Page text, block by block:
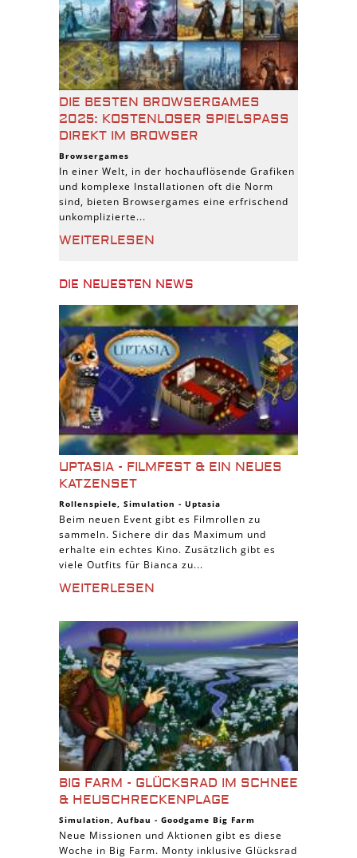
DIE BESTEN BROWSERGAMES
2025: KOSTENLOSER SPIELSPASS D
IREKT IM BROWSER
Browsergames
In einer Welt, in der hochauflösende Grafiken
und komplexe Installationen oft die Norm
sind, bieten Browsergames eine erfrischend
unkomplizierte...
WEITERLESEN
DIE NEUESTEN NEWS
UPTASIA - FILMFEST & EIN NEUES
KATZENSET
Rollenspiele, Simulation - Uptasia
Beim neuen Event gibt es Filmrollen zu
sammeln. Sichere dir das Maximum und
erhalte ein echtes Kino. Zusätzlich gibt es
viele Outfits für Bianca zu...
WEITERLESEN
BIG FARM - GLÜCKSRAD IM SCHNEE
& HEUSCHRECKENPLAGE
Simulation, Aufbau - Goodgame Big Farm
Neue Missionen und Aktionen gibt es diese
Woche in Big Farm. Monty inklusive Glücksrad